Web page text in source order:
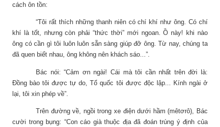
cách ôn tồn:
“Tôi rất thích những thanh niên có chí khí như ông. Có chí
khí là tốt, nhưng còn phải “thức thời” mới ngoan. Ồ này! khi nào
ông có cần gì tôi luôn luôn sẵn sàng giúp đỡ ông. Từ nay, chúng ta
đã quen biết nhau, ông không nên khách sáo...”.
Bác nói: “Cảm ơn ngài! Cái mà tôi cần nhất trên đời là:
Đồng bào tôi được tự do, Tổ quốc tôi được độc lập... Kính ngài ở
lại, tôi xin phép về”.
Trên đường về, ngồi trong xe điện dưới hầm (mêtơrô), Bác
cười trong bụng: “Con cáo già thuộc địa đã đoán trúng ý định của